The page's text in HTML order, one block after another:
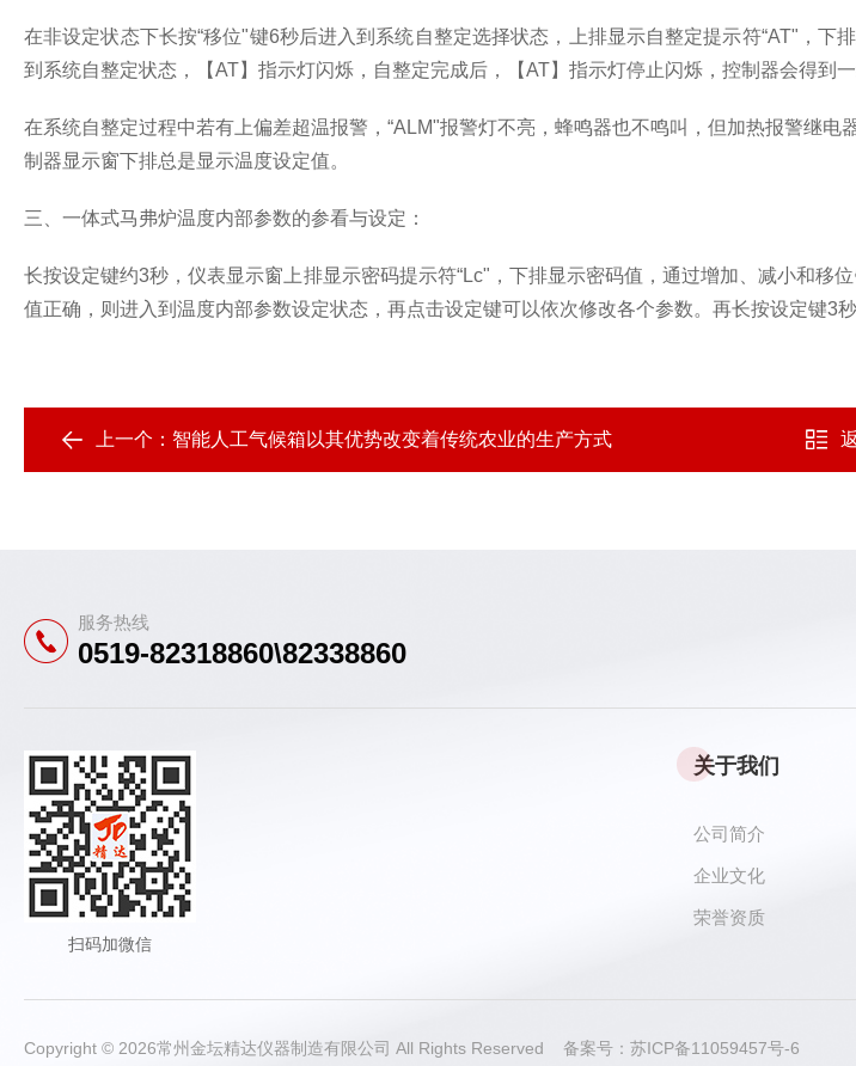
在非设定状态下长按“移位"键6秒后进入到系统自整定选择状态，上排显示自整定提示符“AT"，下
到系统自整定状态，【AT】指示灯闪烁，自整定完成后，【AT】指示灯停止闪烁，控制器会得到
在系统自整定过程中若有上偏差超温报警，“ALM"报警灯不亮，蜂鸣器也不鸣叫，但加热报警继电
制器显示窗下排总是显示温度设定值。
三、一体式马弗炉温度内部参数的参看与设定：
长按设定键约3秒，仪表显示窗上排显示密码提示符“Lc"，下排显示密码值，通过增加、减小和移
值正确，则进入到温度内部参数设定状态，再点击设定键可以依次修改各个参数。再长按设定键3
上一个： 智能人工气候箱以其优势改变着传统农业的生产方式
服务热线
0519-82318860\82338860
扫码加微信
关于我们
公司简介
企业文化
荣誉资质
Copyright © 2026常州金坛精达仪器制造有限公司 All Rights Reserved 备案号： 苏ICP备11059457号-6